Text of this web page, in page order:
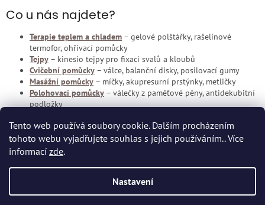
Tento web používá soubory cookie. Dalším procházením
tohoto webu vyjadřujete souhlas s jejich používáním.. Více
informací zde.
Nastavení
í
r
v
k
y
v
p
i
í
Co u nás najdete?
Terapie teplem a chladem – gelové polštářky, rašelinové
termofor, ohřívací pomůcky
Tejpy – kinesio tejpy pro fixaci svalů a kloubů
Cvičební pomůcky – válce, balanční disky, posilovací gumy
Masážní pomůcky – míčky, akupresurní prstýnky, metličky
Polohovací pomůcky – válečky z paměťové pěny, antidekubitní
podložky
motoriky